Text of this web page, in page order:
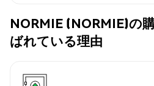
NORMIE (NORMIE)の
ばれている理由